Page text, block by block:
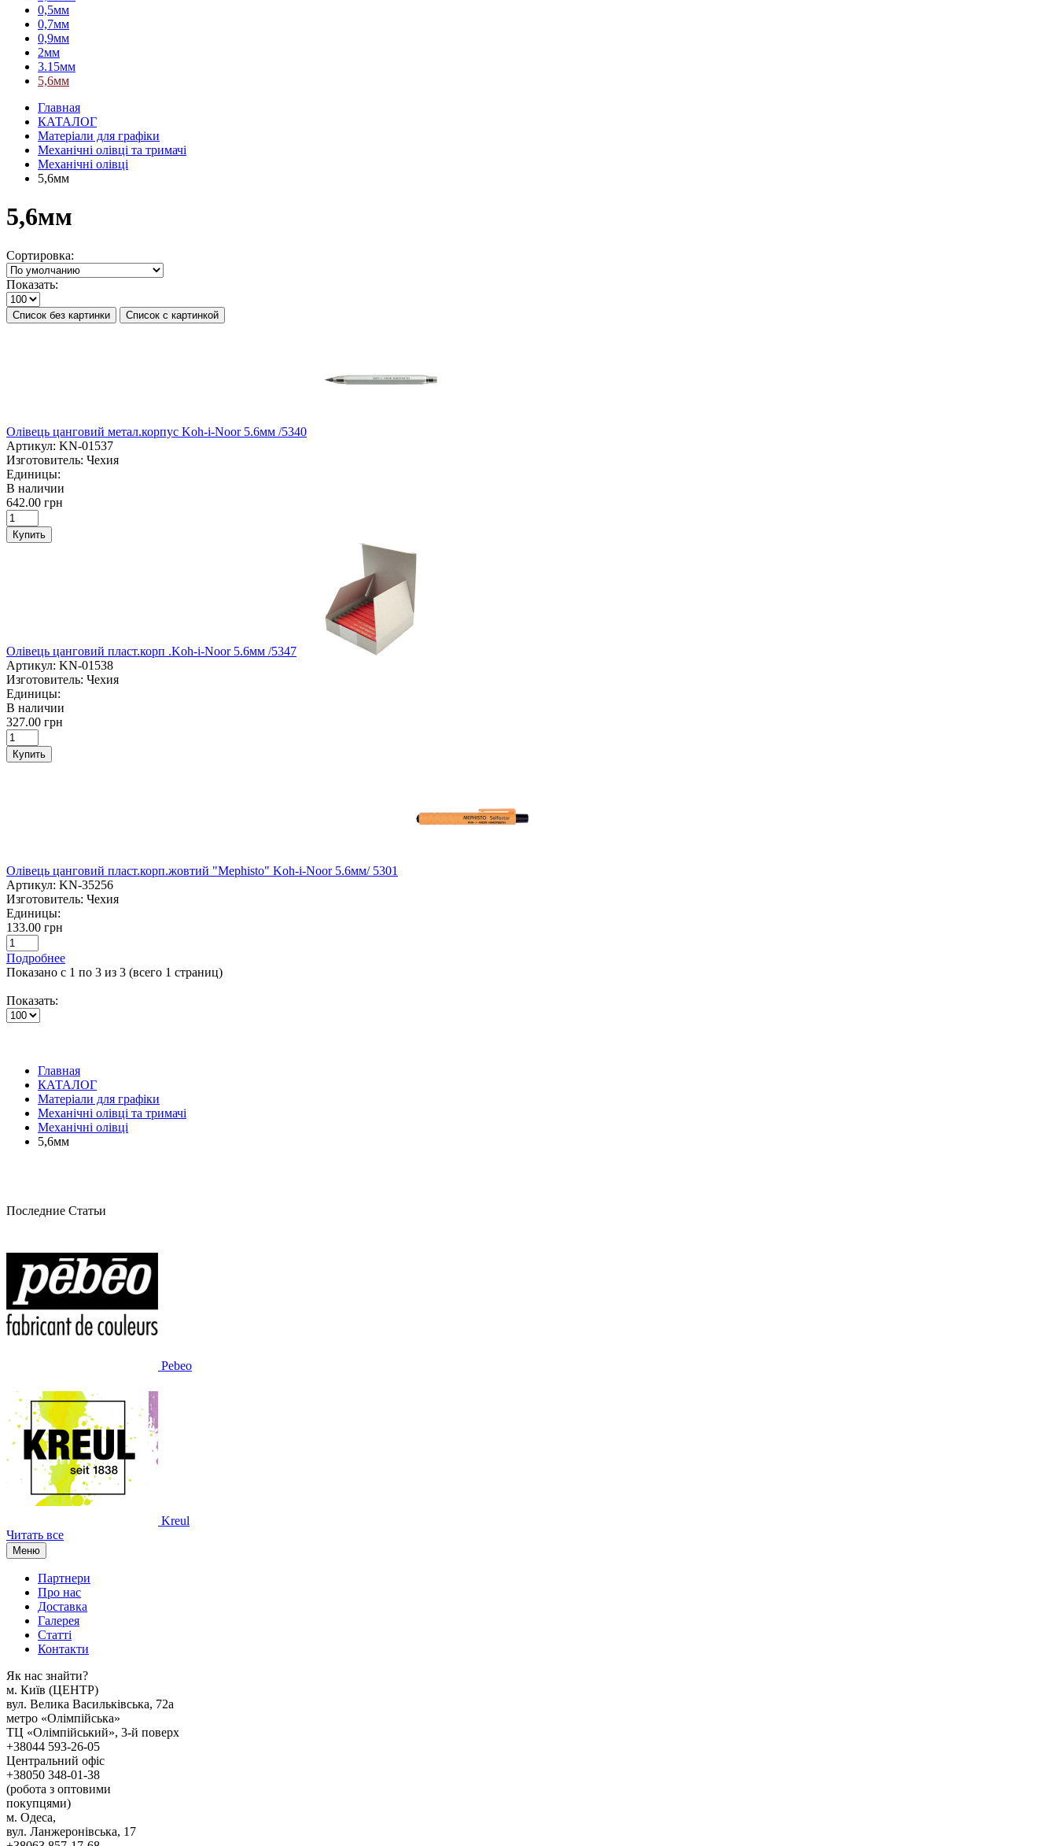
0,5мм
0,7мм
0,9мм
2мм
3.15мм
5,6мм
Главная
КАТАЛОГ
Матеріали для графіки
Механічні олівці та тримачі
Механічні олівці
5,6мм
5,6мм
Сортировка:
Показать:
Список без картинки Список с картинкой
Олівець цанговий метал.корпус Koh-i-Noor 5.6мм /5340
Артикул: KN-01537
Изготовитель: Чехия
Единицы:
В наличии
642.00 грн
Купить
Олівець цанговий пласт.корп .Koh-i-Noor 5.6мм /5347
Артикул: KN-01538
Изготовитель: Чехия
Единицы:
В наличии
327.00 грн
Купить
Олівець цанговий пласт.корп.жовтий "Mephisto" Koh-i-Noor 5.6мм/ 5301
Артикул: KN-35256
Изготовитель: Чехия
Единицы:
133.00 грн
Подробнее
Показано с 1 по 3 из 3 (всего 1 страниц)
Показать:
Главная
КАТАЛОГ
Матеріали для графіки
Механічні олівці та тримачі
Механічні олівці
5,6мм
Последние Статьи
Pebeo
Kreul
Читать все
Меню
Партнери
Про нас
Доставка
Галерея
Статтi
Контакти
Як наc знайти?
м. Киïв (ЦЕНТР)
вул. Велика Васильківська, 72а
метро «Олімпійська»
ТЦ «Олімпійський», 3-й поверх
+38044 593-26-05
Центральний офіс
+38050 348-01-38
(робота з оптовими
покупцями)
м. Одеса,
вул. Ланжеронівська, 17